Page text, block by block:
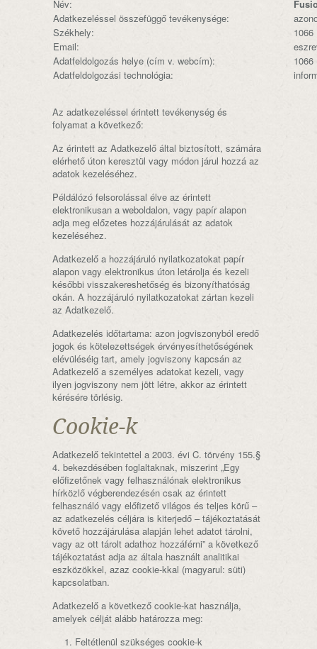
Név:
Adatkezeléssel összefüggő tevékenysége:
Székhely:
Email:
Adatfeldolgozás helye (cím v. webcím):
Adatfeldolgozási technológia:
Az adatkezeléssel érintett tevékenység és
folyamat a következő:
Az érintett az Adatkezelő által biztosított, számára
elérhető úton keresztül vagy módon járul hozzá az
adatok kezeléséhez.
Példálózó felsorolással élve az érintett
elektronikusan a weboldalon, vagy papír alapon
adja meg előzetes hozzájárulását az adatok
kezeléséhez.
Adatkezelő a hozzájáruló nyilatkozatokat papír
alapon vagy elektronikus úton letárolja és kezeli
későbbi visszakereshetőség és bizonyíthatóság
okán. A hozzájáruló nyilatkozatokat zártan kezeli
az Adatkezelő.
Adatkezelés időtartama: azon jogviszonyból eredő
jogok és kötelezettségek érvényesíthetőségének
elévüléséig tart, amely jogviszony kapcsán az
Adatkezelő a személyes adatokat kezeli, vagy
ilyen jogviszony nem jött létre, akkor az érintett
kérésére törlésig.
Cookie-k
Adatkezelő tekintettel a 2003. évi C. törvény 155.§
4. bekezdésében foglaltaknak, miszerint „Egy
előfizetőnek vagy felhasználónak elektronikus
hírközlő végberendezésén csak az érintett
felhasználó vagy előfizető világos és teljes körű –
az adatkezelés céljára is kiterjedő – tájékoztatását
követő hozzájárulása alapján lehet adatot tárolni,
vagy az ott tárolt adathoz hozzáférni” a következő
tájékoztatást adja az általa használt analitikai
eszközökkel, azaz cookie-kkal (magyarul: süti)
kapcsolatban.
Adatkezelő a következő cookie-kat használja,
amelyek célját alább határozza meg:
Feltétlenül szükséges cookie-k